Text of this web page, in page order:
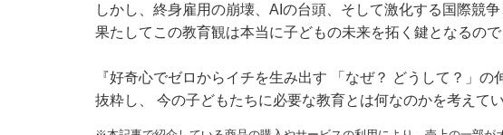
しかし、終身雇用の崩壊、AIの台頭、そして激化する国際競
果たしてこの教育観は本当に子どもの未来を拓く鍵となるので
『好奇心でゼロからイチを生み出す 「なぜ？ どうして？」の
抜粋し、 今の子どもたちに必要な教育とは何なのかを考えてい